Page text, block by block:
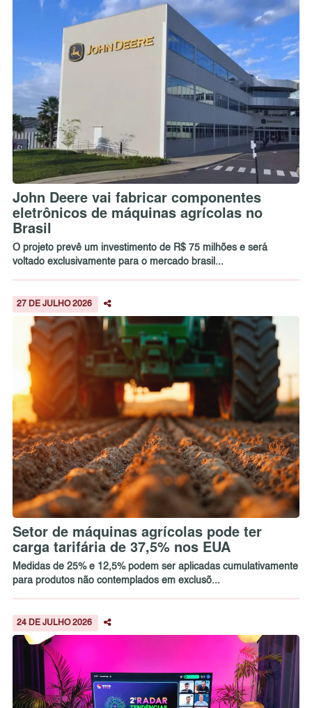
John Deere vai fabricar componentes
eletrônicos de máquinas agrícolas no
Brasil
O projeto prevê um investimento de R$ 75 milhões e será
voltado exclusivamente para o mercado brasil...
27 DE JULHO 2026
Setor de máquinas agrícolas pode ter
carga tarifária de 37,5% nos EUA
Medidas de 25% e 12,5% podem ser aplicadas cumulativamente
para produtos não contemplados em exclusõ...
24 DE JULHO 2026